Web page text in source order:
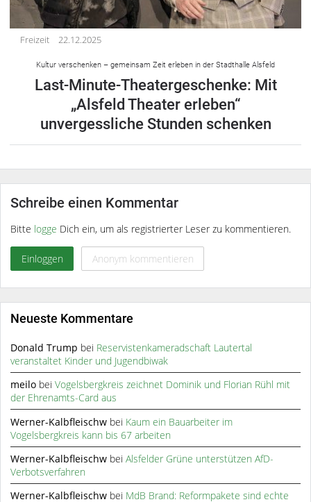
Freizeit 22.12.2025
Kultur verschenken – gemeinsam Zeit erleben in der Stadthalle Alsfeld
Last-Minute-Theatergeschenke: Mit
„Alsfeld Theater erleben“
unvergessliche Stunden schenken
Schreibe einen Kommentar
Bitte logge Dich ein, um als registrierter Leser zu kommentieren.
Einloggen Anonym kommentieren
Neueste Kommentare
Donald Trump bei Reservistenkameradschaft Lautertal
veranstaltet Kinder und Jugendbiwak
meilo beiVogelsbergkreis zeichnet Dominik und Florian Rühl mit
der Ehrenamts-Card aus
Werner-Kalbfleischw bei Kaum ein Bauarbeiter im
Vogelsbergkreis kann bis 67 arbeiten
Werner-Kalbfleischw beiAlsfelder Grüne unterstützen AfD-
Verbotsverfahren
Werner-Kalbfleischw bei MdB Brand: Reformpakete sind echte